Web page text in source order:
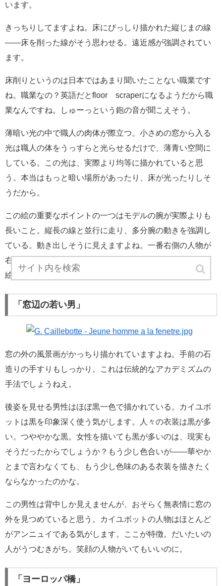
います。
きっちりしてますよね。床にびっしり描かれた縦じまの線
――床を削った線がそう思わせる。遠近感が強調されてい
ます。
床削りというのは日本ではあまり聞いたことない職業です
ね。職業なの？英語だとfloor scraperになるようだから職
業なんですね。しゅーっという鉋の音が聞こえそう。
薄暗い光の中で職人の肉体が際立つ。小さめの窓から入る
光は職人の体をうっすらと光らせるだけで、薄青い空間に
している。この光は、実際より均等に描かれていると思
う。本当はもっと暗い場所があったり、床が光ったりしそ
うだから。
この絵の重要なポイントの一つはモデルの腕が実際よりも
長いこと。縦長の線と並行に走り、多分腕の動きを強調し
ている。動き出しそうに見えますよね。一番右側の人物が
右側に顔を向けて、会話をしているのかもしれないけど、
絵自体はあくまでも静謐。この静けさが魅力的。
「窓辺の若い男」
窓の外の風景画がかっちり描かれていますよね。手前の石
造りの手すりもしっかり。これは伝統的なアカデミズムの
手法でしょうねえ。
後姿を見せる男性はほぼ黒一色で描かれている。カイユボ
ットは黒を印象深く使う気がします。人々の衣装は黒が多
い。つややかな黒。女性を描いても黒が多いのは、現実も
そうだったからでしょうか？もう少し色合いが――華やか
とまで言わなくても、もう少し色味のある衣装を描きたく
ならなかったのかな。
この男性は背中しか見えませんが、おそらく無表情に窓の
外を見つめていると思う。カイユボットの人物はほとんど
がアンニュイである気がします。ここが特徴。だいたいの
人がうつむきがち。笑顔の人物がいてもいいのに。
「ヨーロッパ橋」